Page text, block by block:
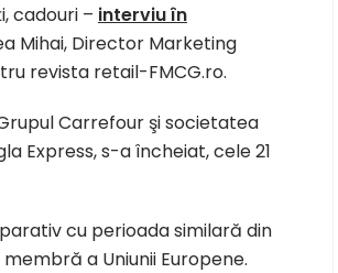
cadouri – interviu în
Mihai, Director Marketing
revista retail-FMCG.ro.
Carrefour şi societatea
Express, s-a încheiat, cele 21
cu perioada similară din
a Uniunii Europene.